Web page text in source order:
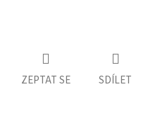
ZEPTAT SE SDÍLET